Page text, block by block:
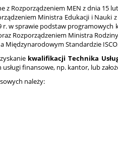
z Rozporządzeniem MEN z dnia 15
Ministra Edukacji i Nauki
r. w sprawie podstaw
Rozporządzeniem Ministra
Międzynarodowym Standardzie
kwalifikacji Technika
finansowe, np. kantor, lub
należy: